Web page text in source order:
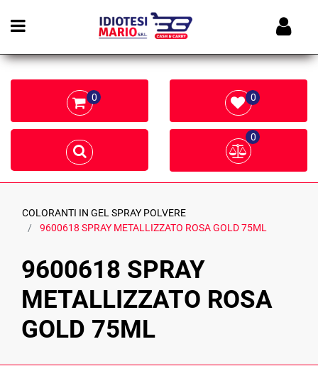
Open menu
0 0
0
COLORANTI IN GEL SPRAY POLVERE
9600618 SPRAY METALLIZZATO ROSA GOLD 75ML
9600618 SPRAY
METALLIZZATO ROSA
GOLD 75ML